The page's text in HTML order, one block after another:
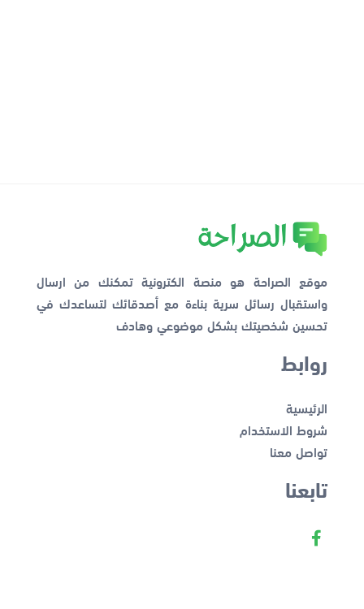
موقع الصراحة هو منصة الكترونية تمكنك من ارسال
واستقبال رسائل سرية بناءة مع أصدقائك لتساعدك في
تحسين شخصيتك بشكل موضوعي وهادف
روابط
الرئيسية
شروط الاستخدام
تواصل معنا
تابعنا